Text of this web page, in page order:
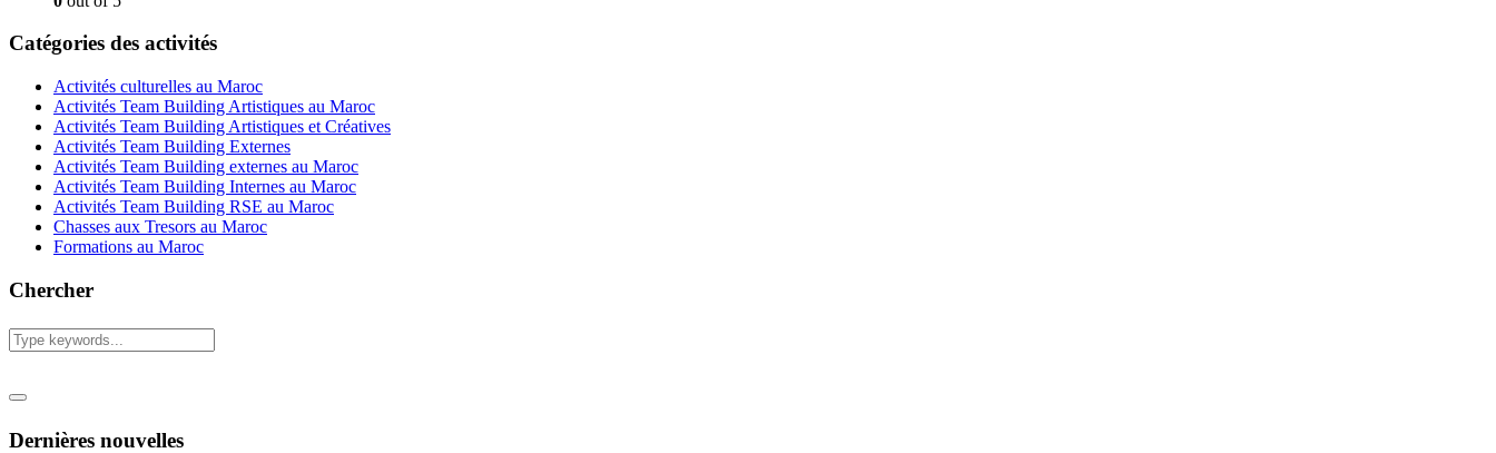
Catégories des activités
Activités culturelles au Maroc
Activités Team Building Artistiques au Maroc
Activités Team Building Artistiques et Créatives
Activités Team Building Externes
Activités Team Building externes au Maroc
Activités Team Building Internes au Maroc
Activités Team Building RSE au Maroc
Chasses aux Tresors au Maroc
Formations au Maroc
Chercher
Dernières nouvelles